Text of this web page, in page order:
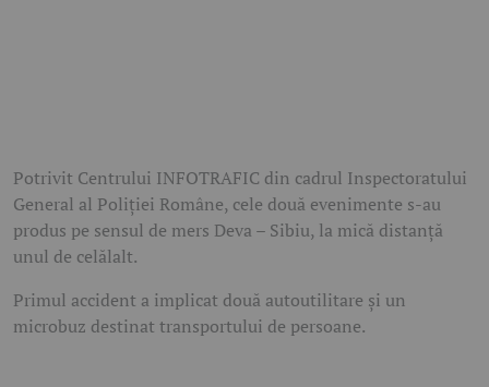
Potrivit Centrului INFOTRAFIC din cadrul Inspectoratului
General al Poliției Române, cele două evenimente s-au
produs pe sensul de mers Deva – Sibiu, la mică distanță
unul de celălalt.
Primul accident a implicat două autoutilitare și un
microbuz destinat transportului de persoane.